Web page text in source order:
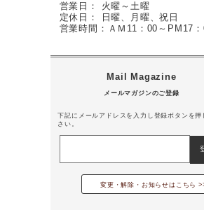
営業日： 火曜～土曜
定休日： 日曜、月曜、祝日
営業時間：ＡＭ11：00～PM17
下記にメールアドレスを入力し登録ボタンを押
さい。
変更・解除・お知らせはこちら